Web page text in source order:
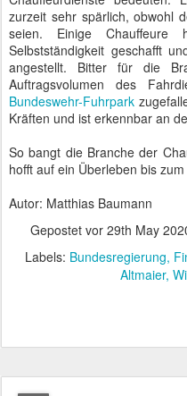
zurzeit sehr spärlich, obwohl
seien. Einige
Selbstständigkeit geschafft
angestellt. Bitter für die
Auftragsvolumen des
Bundeswehr-Fuhrpark
Kräften und ist erkennbar an
So bangt die Branche der
hofft auf ein Überleben bis
Autor: Matthias Baumann
Gepostet vor 29th May
Labels: Bundesregierung
Altmaier